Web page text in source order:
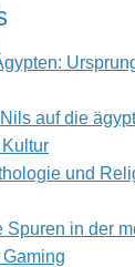
auf die
und
Spuren in der